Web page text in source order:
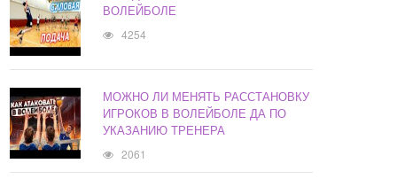
ВОЛЕЙБОЛЕ
4254
МОЖНО ЛИ МЕНЯТЬ РАССТАНОВКУ
ИГРОКОВ В ВОЛЕЙБОЛЕ ДА ПО
УКАЗАНИЮ ТРЕНЕРА
2061